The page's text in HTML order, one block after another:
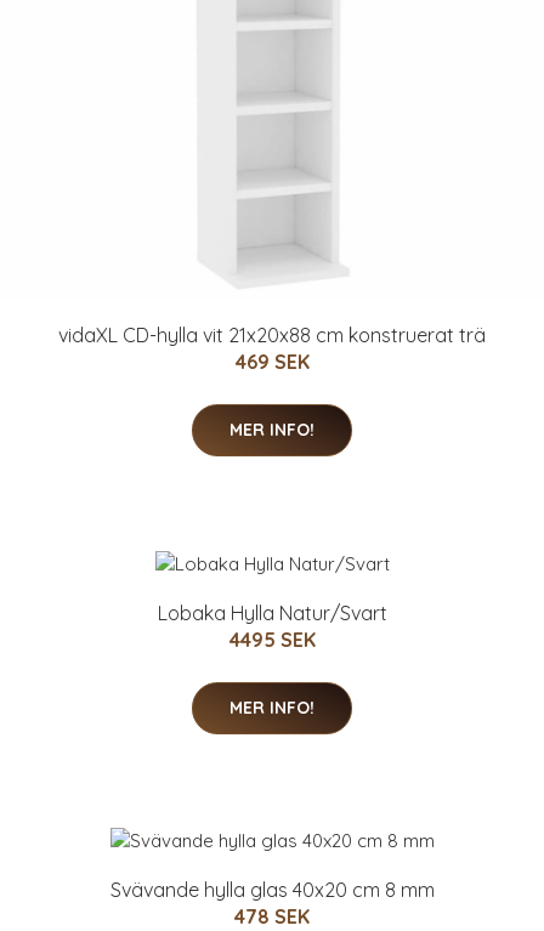
vidaXL CD-hylla vit 21x20x88 cm konstruerat trä
469 SEK
MER INFO!
Lobaka Hylla Natur/Svart
4495 SEK
MER INFO!
Svävande hylla glas 40x20 cm 8 mm
478 SEK